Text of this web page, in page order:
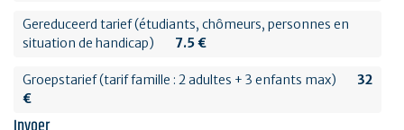
Gereduceerd tarief (étudiants, chômeurs, personnes en
situation de handicap)
7.5 €
Groepstarief (tarif famille : 2 adultes + 3 enfants max)
32
€